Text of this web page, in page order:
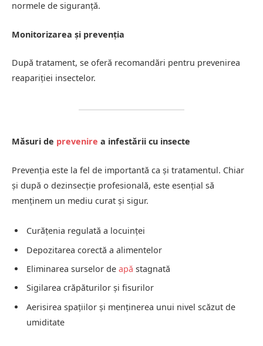
normele de siguranță.
Monitorizarea și prevenția
După tratament, se oferă recomandări pentru prevenirea
reapariției insectelor.
Măsuri de prevenire a infestării cu insecte
Prevenția este la fel de importantă ca și tratamentul. Chiar
și după o dezinsecție profesională, este esențial să
menținem un mediu curat și sigur.
Curățenia regulată a locuinței
Depozitarea corectă a alimentelor
Eliminarea surselor de apă stagnată
Sigilarea crăpăturilor și fisurilor
Aerisirea spațiilor și menținerea unui nivel scăzut de
umiditate